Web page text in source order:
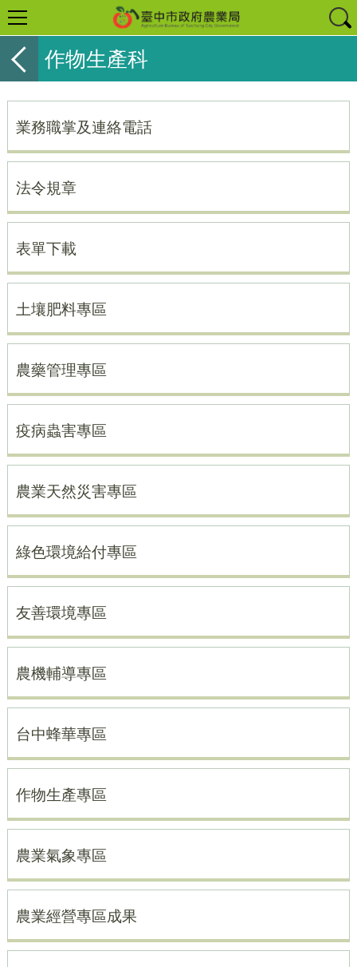
作物生產科
業務職掌及連絡電話
法令規章
表單下載
土壤肥料專區
農藥管理專區
疫病蟲害專區
農業天然災害專區
綠色環境給付專區
友善環境專區
農機輔導專區
台中蜂華專區
作物生產專區
農業氣象專區
農業經營專區成果